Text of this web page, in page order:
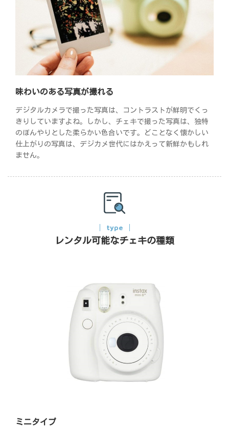
味わいのある写真が撮れる
デジタルカメラで撮った写真は、コントラストが鮮明でくっ
きりしていますよね。しかし、チェキで撮った写真は、独特
のぼんやりとした柔らかい色合いです。どことなく懐かしい
仕上がりの写真は、デジカメ世代にはかえって新鮮かもしれ
ません。
type
レンタル可能なチェキの種類
ミニタイプ